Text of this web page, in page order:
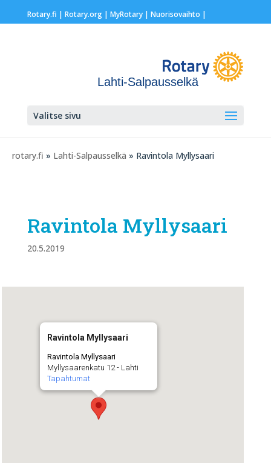
Rotary.fi | Rotary.org| MyRotary | Nuorisovaihto |
Lahti-Salpausselkä
Valitse sivu
rotary.fi » Lahti-Salpausselkä » Ravintola Myllysaari
Ravintola Myllysaari
20.5.2019
Ravintola Myllysaari
Ravintola Myllysaari
Myllysaarenkatu 12 - Lahti
Tapahtumat